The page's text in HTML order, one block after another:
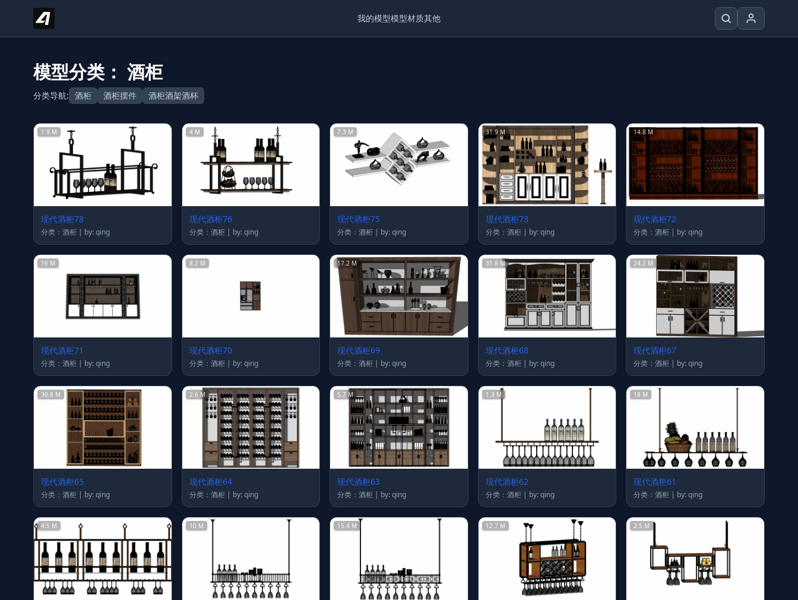
Skip to content
我的模型模型材质其他
模型分类： 酒柜
分类导航: 酒柜 酒柜摆件 酒柜酒架酒杯
1.9 M
现代酒柜78
分类：酒柜 | by: qing
4 M
现代酒柜76
分类：酒柜 | by: qing
7.3 M
现代酒柜75
分类：酒柜 | by: qing
31.9 M
现代酒柜73
分类：酒柜 | by: qing
14.8 M
现代酒柜72
分类：酒柜 | by: qing
16 M
现代酒柜71
分类：酒柜 | by: qing
8.2 M
现代酒柜70
分类：酒柜 | by: qing
17.2 M
现代酒柜69
分类：酒柜 | by: qing
31.8 M
现代酒柜68
分类：酒柜 | by: qing
24.2 M
现代酒柜67
分类：酒柜 | by: qing
30.8 M
现代酒柜65
分类：酒柜 | by: qing
2.6 M
现代酒柜64
分类：酒柜 | by: qing
5.7 M
现代酒柜63
分类：酒柜 | by: qing
1.3 M
现代酒柜62
分类：酒柜 | by: qing
18 M
现代酒柜61
分类：酒柜 | by: qing
4.5 M 10 M 15.4 M 12.7 M 2.5 M